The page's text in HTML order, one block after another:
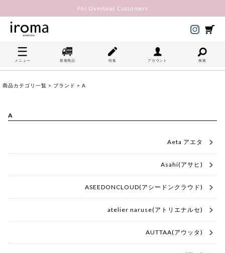
For Overseas Customers
メニュー 新着商品 特集 アカウント 検索
商品カテゴリ一覧 > ブランド > A
A
Aeta アエタ
Asahi(アサヒ)
ASEEDONCLOUD(アシードンクラウド)
atelier naruse(アトリエナルセ)
AUTTAA(アウッタ)